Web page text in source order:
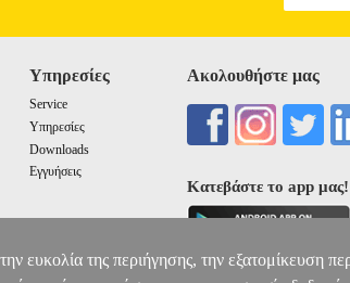
Υπηρεσίες
Service
Υπηρεσίες
Downloads
Εγγυήσεις
Ακολουθήστε μας
Κατεβάστε το app μας!
ευκολία της περιήγησης, την εξατομίκευση